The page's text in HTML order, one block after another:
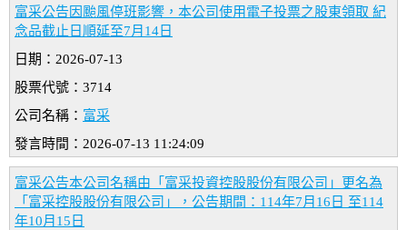
富采公告因颱風停班影響，本公司使用電子投票之股東領取 紀
念品截止日順延至7月14日
日期：2026-07-13
股票代號：3714
公司名稱： 富采
發言時間：2026-07-13 11:24:09
富采公告本公司名稱由「富采投資控股股份有限公司」更名為
「富采控股股份有限公司」，公告期間：114年7月16日 至114
年10月15日